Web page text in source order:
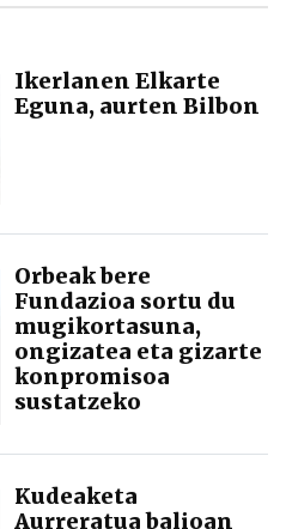
Ikerlanen Elkarte
Eguna, aurten Bilbon
Orbeak bere
Fundazioa sortu du
mugikortasuna,
ongizatea eta gizarte
konpromisoa
sustatzeko
Kudeaketa
Aurreratua balioan